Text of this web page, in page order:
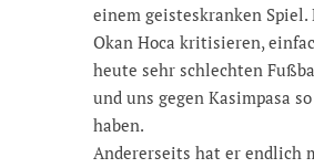
einem geisteskranken
Okan Hoca kritisieren,
heute sehr schlechten
und uns gegen Kasimpasa
haben.
Andererseits hat er endlich